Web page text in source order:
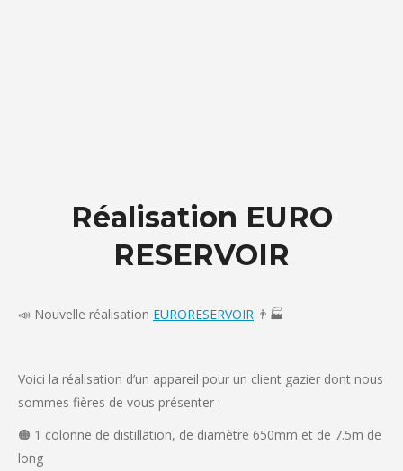
Réalisation EURO
RESERVOIR
📣 Nouvelle réalisation EURORESERVOIR 👨🏭
Voici la réalisation d’un appareil pour un client gazier dont nous
sommes fières de vous présenter :
🟠 1 colonne de distillation, de diamètre 650mm et de 7.5m de
long